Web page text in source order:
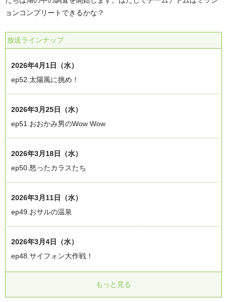
ョンコンプリートできるかな？
放送ラインナップ
2026年4月1日（水）
ep52.太陽風に挑め！
2026年3月25日（水）
ep51.おおかみ男のWow Wow
2026年3月18日（水）
ep50.怒ったカラスたち
2026年3月11日（水）
ep49.おサルの温泉
2026年3月4日（水）
ep48.サイフォン大作戦！
もっと見る